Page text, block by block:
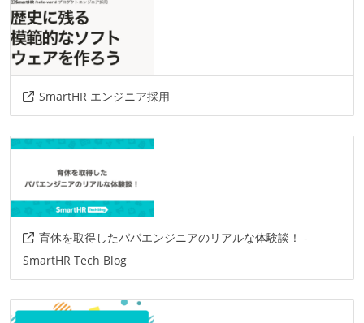
SmartHR エンジニア採用
育休を取得したパパエンジニアのリアルな体験談！ -
SmartHR Tech Blog